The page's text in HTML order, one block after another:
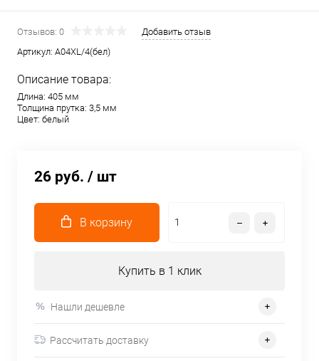
Отзывов: 0
Добавить отзыв
Артикул: A04XL/4(бел)
Описание товара:
Длина: 405 мм
Толщина прутка: 3,5 мм
Цвет: белый
26 руб. / шт
В корзину
Купить в 1 клик
Нашли дешевле
Рассчитать доставку